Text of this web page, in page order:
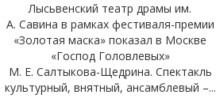
Лысьвенский театр драмы им.
А. Савина в рамках фестиваля-премии
«Золотая маска» показал в Москве
«Господ Головлевых»
М. Е. Салтыкова-Щедрина. Спектакль
культурный, внятный, ансамблевый –...